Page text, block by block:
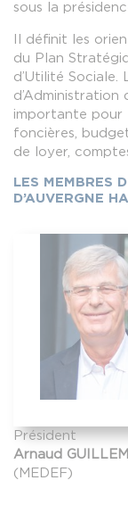
sous la
Il définit les
du Plan
d’Utilité Sociale.
d’Administration
importante pour
foncières,
de loyer,
LES MEMBRES
D’AUVERGNE
Président
Arnaud
(MEDEF)